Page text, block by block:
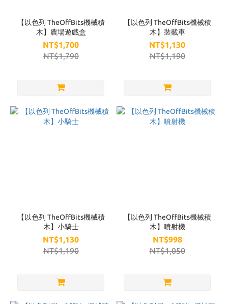
【以色列 TheOffBits機械積
木】農場遊戲盒
NT$1,700
NT$1,790
【以色列 TheOffBits機械積
木】裝載車
NT$1,130
NT$1,190
【以色列 TheOffBits機械積
木】小騎士
NT$1,130
NT$1,190
【以色列 TheOffBits機械積
木】噴射機
NT$998
NT$1,050